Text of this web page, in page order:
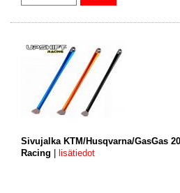
Sivujalka KTM/Husqvarna/GasGas
Racing
lisätiedot